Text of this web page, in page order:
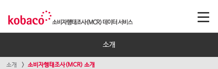
소개
소개 소비자행태조사(MCR) 소개